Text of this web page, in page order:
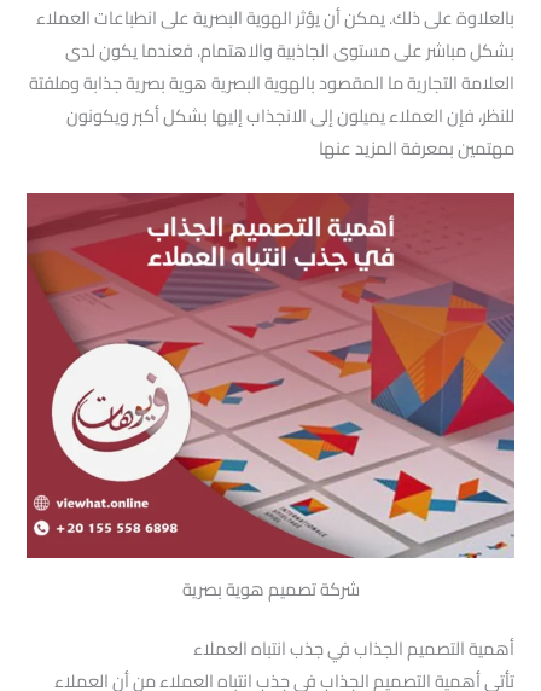
بالعلاوة على ذلك. يمكن أن يؤثر الهوية البصرية على انطباعات العملاء
بشكل مباشر على مستوى الجاذبية والاهتمام. فعندما يكون لدى
العلامة التجارية ما المقصود بالهوية البصرية هوية بصرية جذابة وملفتة
للنظر، فإن العملاء يميلون إلى الانجذاب إليها بشكل أكبر ويكونون
مهتمين بمعرفة المزيد عنها
شركة تصميم هوية بصرية
أهمية التصميم الجذاب في جذب انتباه العملاء
تأتي أهمية التصميم الجذاب في جذب انتباه العملاء من أن العملاء